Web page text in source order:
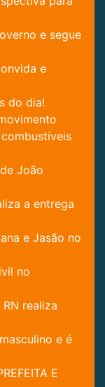
e segue
e
do dia!
João
a entrega
e Jasão no
no
realiza
e é
E